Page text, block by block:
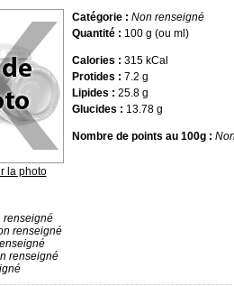
la photo
Catégorie : Non renseigné
Quantité : 100 g (ou ml)
Calories : 315 kCal
Protides : 7.2 g
Lipides : 25.8 g
Glucides : 13.78 g
Nombre de points au 100g :
renseigné
renseigné
renseigné